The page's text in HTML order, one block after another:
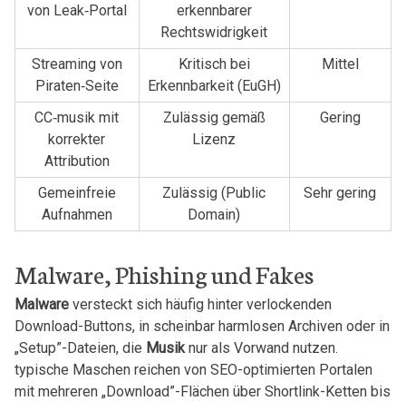
von‌ Leak‑Portal
erkennbarer
Rechtswidrigkeit
Streaming von
Piraten‑Seite
Kritisch⁣ bei
Erkennbarkeit‍ (EuGH)
Mittel
CC‑musik mit
korrekter
Attribution
Zulässig gemäß
Lizenz
Gering
Gemeinfreie
Aufnahmen
Zulässig (Public
Domain)
Sehr gering
Malware, Phishing und ‌Fakes
Malware⁢versteckt sich häufig hinter verlockenden
Download-Buttons, in scheinbar harmlosen Archiven oder in
„Setup”-Dateien, die Musiknur als Vorwand nutzen.
typische Maschen reichen von ​SEO-optimierten Portalen
mit mehreren​ „Download”-Flächen über Shortlink-Ketten bis